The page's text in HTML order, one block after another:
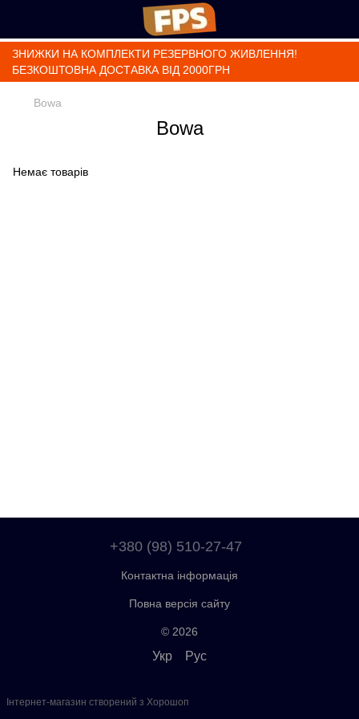
ЗНИЖКИ НА КОМПЛЕКТИ РЕЗЕРВНОГО ЖИВЛЕННЯ!
БЕЗКОШТОВНА ДОСТАВКА ВІД 2000ГРН
Bowa
Bowa
Немає товарів
+380 (98) 510-27-47
Контактна інформація
Повна версія сайту
© 2026
Укр Рус
Інтернет-магазин створений з Хорошоп